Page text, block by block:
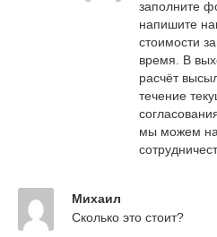
заполните
напишите
стоимости
время. В
расчёт
течение
мы можем
Михаил
Сколько это стоит?